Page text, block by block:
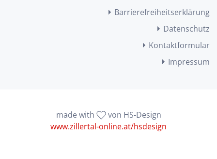
Barrierefreiheitserklärung
Datenschutz
Kontaktformular
Impressum
made with
von HS-Design
www.zillertal-online.at/hsdesign